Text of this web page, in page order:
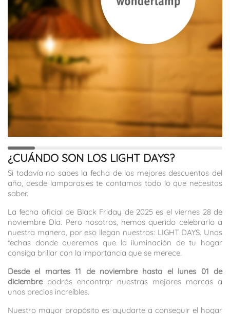
¿CUÁNDO SON LOS LIGHT DAYS?
Si todavía no sabes la fecha de los mejores descuentos del
año, desde lamparas.es te contamos todo lo que necesitas
saber.
La fecha oficial de Black Friday de 2025 es el viernes 28 de
noviembre Día. Pero nosotros, hemos querido celebrarlo a
nuestra manera, por eso llegan nuestros: LIGHT DAYS. Unas
fechas donde queremos que la iluminación de tu hogar
consiga brillar con la importancia que se merece.
Desde el martes 11 de noviembre hasta el lunes 01 de
diciembrepodrás encontrar nuestras mejores marcas a
unos precios increíbles.
Nuestro mayor propósito es ayudarte a conseguir el hogar